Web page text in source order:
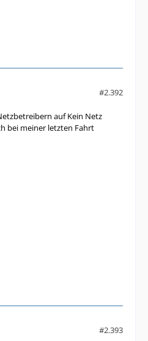
#2.392
auf Kein Netz
bei meiner letzten Fahrt
#2.393